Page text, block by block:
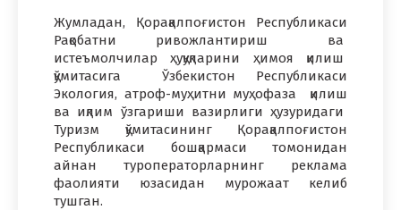
Жумладан, Қорақалпоғистон Республикаси
Рақобатни ривожлантириш ва
истеъмолчилар ҳуқуқларини ҳимоя қилиш
қўмитасига Ўзбекистон Республикаси
Экология, атроф-муҳитни муҳофаза қилиш
ва иқлим ўзгариши вазирлиги ҳузуридаги
Туризм қўмитасининг Қорақалпоғистон
Республикаси бошқармаси томонидан
айнан туроператорларнинг реклама
фаолияти юзасидан мурожаат келиб
тушган.